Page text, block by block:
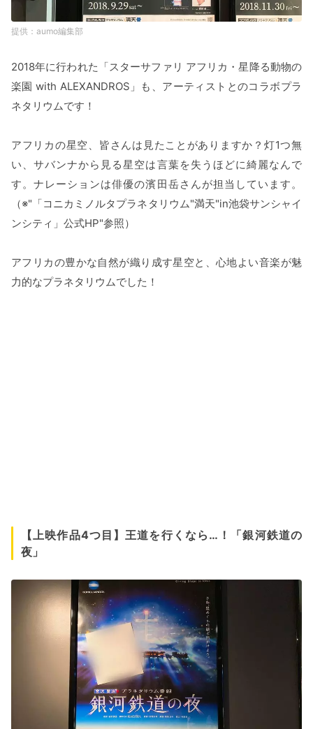
aumo編集部
2018年に行われた「スターサファリ アフリカ・星降る動物の
楽園 with ALEXANDROS」も、アーティストとのコラボプラ
ネタリウムです！
アフリカの星空、皆さんは見たことがありますか？灯1つ無
い、サバンナから見る星空は言葉を失うほどに綺麗なんで
す。ナレーションは俳優の濱田岳さんが担当しています。
（※"「コニカミノルタプラネタリウム"満天"in池袋サンシャイ
ンシティ」公式HP"参照）
アフリカの豊かな自然が織り成す星空と、心地よい音楽が魅
力的なプラネタリウムでした！
【上映作品4つ目】王道を行くなら…！「銀河鉄道の
夜」